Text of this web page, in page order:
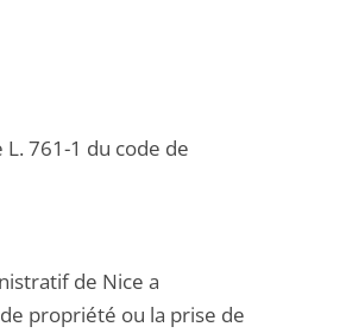
761-1 du code de
de Nice a
propriété ou la prise de